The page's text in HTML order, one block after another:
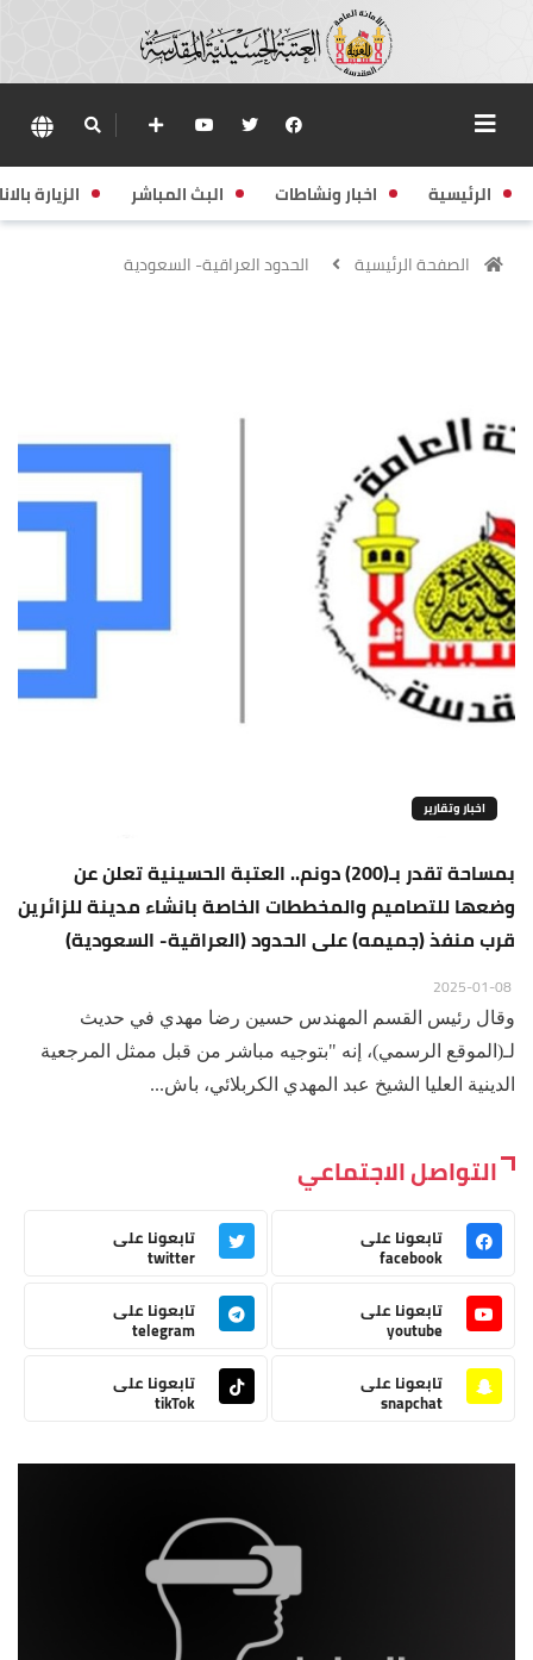
الرئيسية اخبار ونشاطات البث المباشر الزيارة
الصفحة الرئيسية الحدود العراقية- السعودية
اخبار وتقارير
بمساحة تقدر بـ(200) دونم.. العتبة الحسينية تعلن عن
وضعها للتصاميم والمخططات الخاصة بانشاء مدينة للزائرين
قرب منفذ (جميمه) على الحدود (العراقية- السعودية)
وقال رئيس القسم المهندس حسين رضا مهدي في حديث
لـ(الموقع الرسمي)، إنه "بتوجيه مباشر من قبل ممثل المرجعية
الدينية العليا الشيخ عبد المهدي الكربلائي، باش...
التواصل الاجتماعي
تابعونا على
facebook
تابعونا على
twitter
تابعونا على
youtube
تابعونا على
telegram
تابعونا على
snapchat
تابعونا على
tikTok